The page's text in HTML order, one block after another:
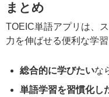
まとめ
TOEIC単語アプリは、
力を伸ばせる便利な学習
総合的に学びたいな
単語学習を習慣化し